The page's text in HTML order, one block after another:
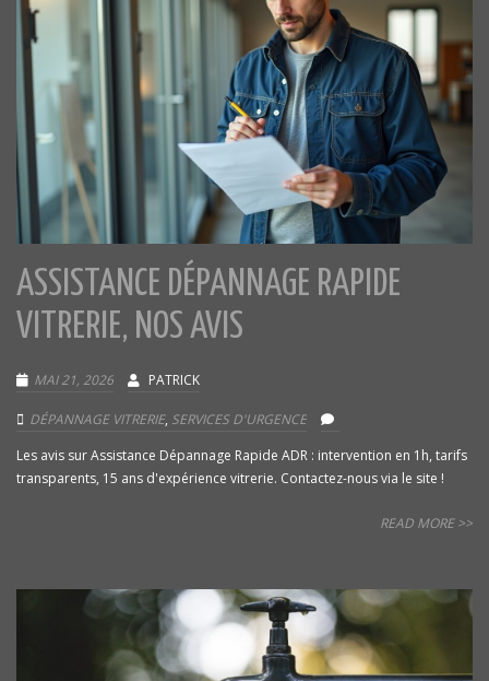
ASSISTANCE DÉPANNAGE RAPIDE
VITRERIE, NOS AVIS
MAI 21, 2026 PATRICK
DÉPANNAGE VITRERIE, SERVICES D'URGENCE
Les avis sur Assistance Dépannage Rapide ADR : intervention en 1h, tarifs
transparents, 15 ans d'expérience vitrerie. Contactez-nous via le site !
READ MORE >>